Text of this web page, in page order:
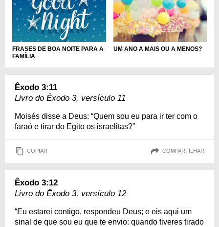
FRASES DE BOA NOITE PARA A
FAMÍLIA
UM ANO A MAIS OU A MENOS?
Êxodo 3:11
Livro do Êxodo 3, versículo 11
Moisés disse a Deus: “Quem sou eu para ir ter com o
faraó e tirar do Egito os israelitas?”
COPIAR COMPARTILHAR
Êxodo 3:12
Livro do Êxodo 3, versículo 12
“Eu estarei contigo, respondeu Deus; e eis aqui um
sinal de que sou eu que te envio: quando tiveres tirado